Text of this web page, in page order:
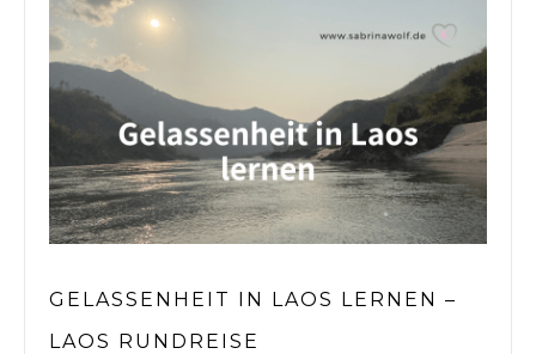
GELASSENHEIT IN LAOS LERNEN –
LAOS RUNDREISE